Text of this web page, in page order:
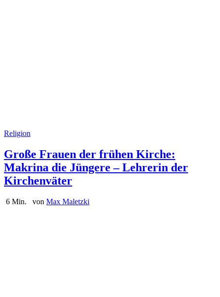
Religion
Große Frauen der frühen Kirche:
Makrina die Jüngere – Lehrerin der
Kirchenväter
6 Min. von Max Maletzki